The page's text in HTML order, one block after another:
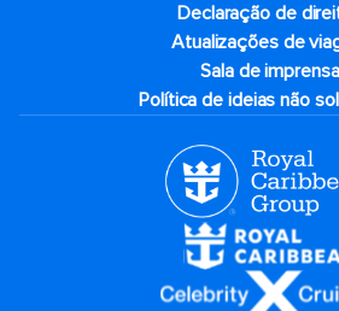
Declaração de
Atualizações de
Sala de imprensa
Política de ideias não